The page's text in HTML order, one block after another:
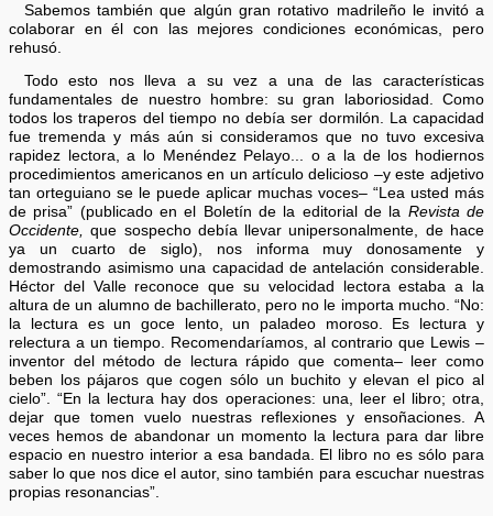
Sabemos también que algún gran rotativo madrileño le invitó a
colaborar en él con las mejores condiciones económicas, pero
rehusó.
Todo esto nos lleva a su vez a una de las características
fundamentales de nuestro hombre: su gran laboriosidad. Como
todos los traperos del tiempo no debía ser dormilón. La capacidad
fue tremenda y más aún si consideramos que no tuvo excesiva
rapidez lectora, a lo Menéndez Pelayo... o a la de los hodiernos
procedimientos americanos en un artículo delicioso –y este adjetivo
tan orteguiano se le puede aplicar muchas voces– “Lea usted más
de prisa” (publicado en el Boletín de la editorial de la Revista de
Occidente, que sospecho debía llevar unipersonalmente, de hace
ya un cuarto de siglo), nos informa muy donosamente y
demostrando asimismo una capacidad de antelación considerable.
Héctor del Valle reconoce que su velocidad lectora estaba a la
altura de un alumno de bachillerato, pero no le importa mucho. “No:
la lectura es un goce lento, un paladeo moroso. Es lectura y
relectura a un tiempo. Recomendaríamos, al contrario que Lewis –
inventor del método de lectura rápido que comenta– leer como
beben los pájaros que cogen sólo un buchito y elevan el pico al
cielo”. “En la lectura hay dos operaciones: una, leer el libro; otra,
dejar que tomen vuelo nuestras reflexiones y ensoñaciones. A
veces hemos de abandonar un momento la lectura para dar libre
espacio en nuestro interior a esa bandada. El libro no es sólo para
saber lo que nos dice el autor, sino también para escuchar nuestras
propias resonancias”.